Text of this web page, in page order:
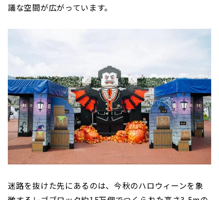
議な空間が広がっています。
迷路を抜けた先にあるのは、今秋のハロウィーンを象